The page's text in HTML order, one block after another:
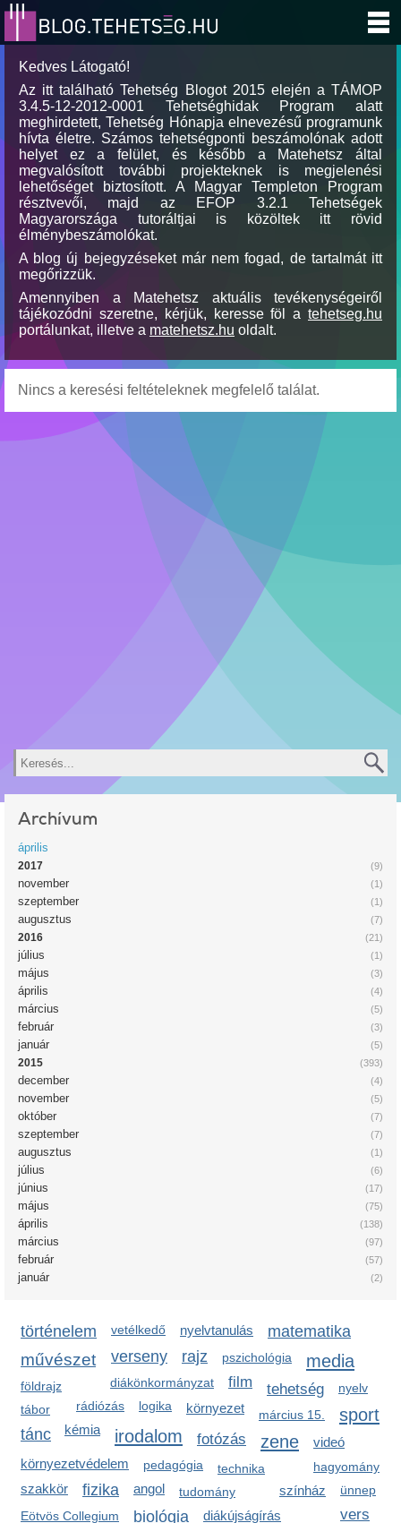
Kedves Látogató!
Az itt található Tehetség Blogot 2015 elején a TÁMOP
3.4.5-12-2012-0001 Tehetséghidak Program alatt
meghirdetett, Tehetség Hónapja elnevezésű programunk
hívta életre. Számos tehetségponti beszámolónak adott
helyet ez a felület, és később a Matehetsz által
megvalósított további projekteknek is megjelenési
lehetőséget biztosított. A Magyar Templeton Program
résztvevői, majd az EFOP 3.2.1 Tehetségek
Magyarországa tutoráltjai is közöltek itt rövid
élménybeszámolókat.
A blog új bejegyzéseket már nem fogad, de tartalmát itt
megőrizzük.
Amennyiben a Matehetsz aktuális tevékenységeiről
tájékozódni szeretne, kérjük, keresse föl a tehetseg.hu
portálunkat, illetve a matehetsz.hu oldalt.
Nincs a keresési feltételeknek megfelelő találat.
Keresés
Archívum
április
(9)
2017
(1)
november
(1)
szeptember
(7)
augusztus
(21)
2016
(1)
július
(3)
május
(4)
április
(5)
március
(3)
február
(5)
január
(393)
2015
(4)
december
(5)
november
(7)
október
(7)
szeptember
(1)
augusztus
(6)
július
(17)
június
(75)
május
(138)
április
(97)
március
(57)
február
(2)
január
történelem vetélkedő nyelvtanulás
matematika
verseny
művészet rajz pszichológia media
diákönkormányzat film
földrajz tehetség
nyelv
rádiózás
logika környezet
tábor március 15. sport
kémia irodalom fotózás zene
környezetvédelem
videó
pedagógia hagyomány
technika
szakkör fizika angol színház
tudomány
biológia diákújságírás
tánc
ünnep
Eötvös Collegium
vers